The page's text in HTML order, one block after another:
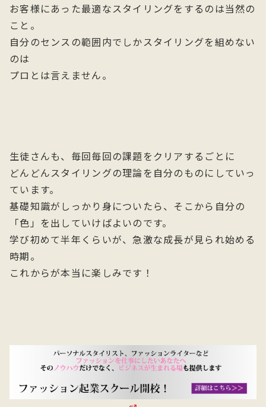
お客様にあった最適なスタイリングをするのは当然の
こと。
自分のセンスの範囲内でしかスタイリングを組めない
のは
プロとは言えません。
生徒さんも、毎回毎回の課題をクリアするごとに
どんどんスタイリングの理論を自分のものにしていっ
ています。
基礎知識がしっかり身についたら、そこから自分の
「色」を出していけばよいのです。
学び初めて半年くらいが、急激な成長が見られ始める
時期。
これからが本当に楽しみです！